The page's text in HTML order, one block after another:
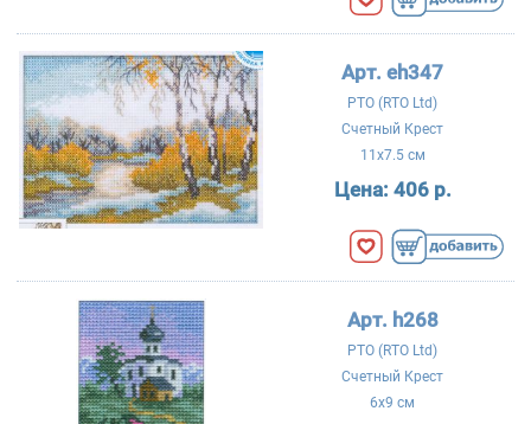
Арт. eh347
РТО (RTO Ltd)
Счетный Крест
11x7.5 см
Цена: 406 р.
Арт. h268
РТО (RTO Ltd)
Счетный Крест
6x9 см